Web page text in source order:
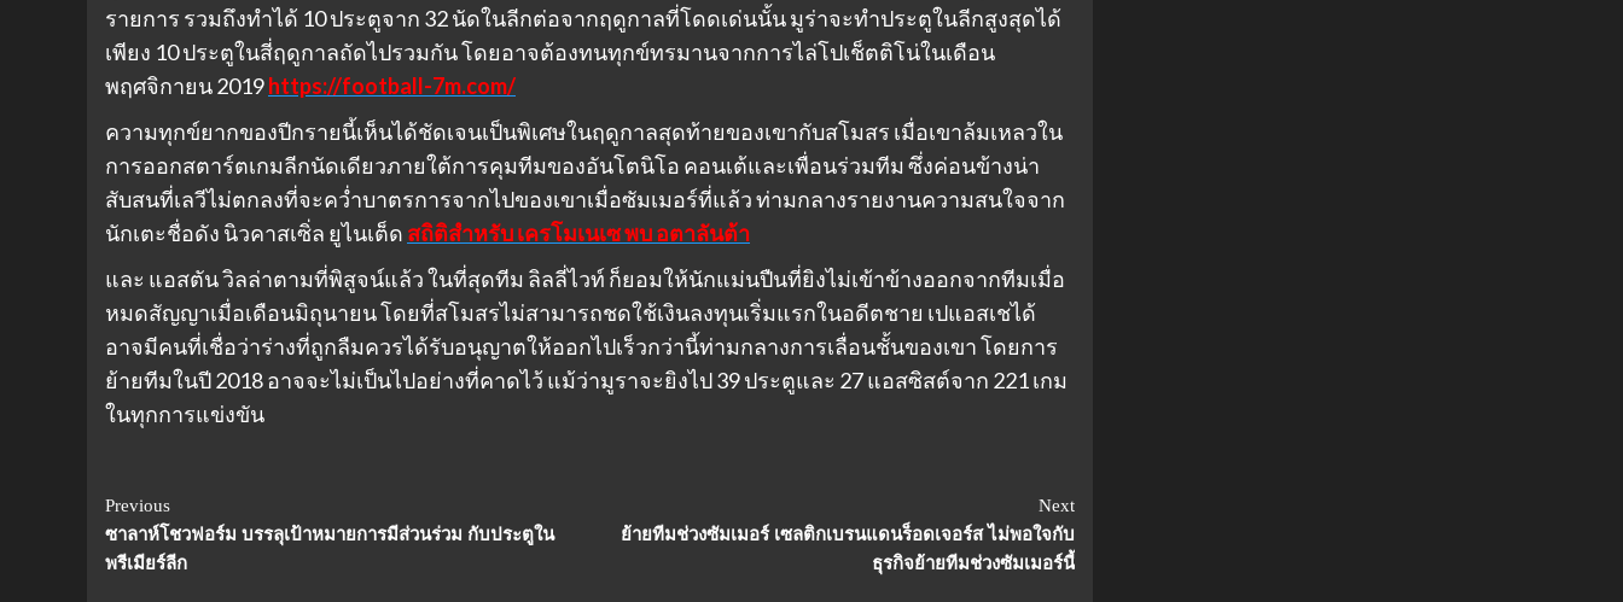
รายการ รวมถึงทำได้ 10 ประตูจาก 32 นัดในลีกต่อจากฤดูกาลที่โดดเด่นนั้น มูร่าจะทำประตูในลีกสูงสุดได้
เพียง 10 ประตูในสี่ฤดูกาลถัดไปรวมกัน โดยอาจต้องทนทุกข์ทรมานจากการไล่โปเช็ตติโน่ในเดือน
พฤศจิกายน 2019https://football-7m.com/
ความทุกข์ยากของปีกรายนี้เห็นได้ชัดเจนเป็นพิเศษในฤดูกาลสุดท้ายของเขากับสโมสร เมื่อเขาล้มเหลวใน
การออกสตาร์ตเกมลีกนัดเดียวภายใต้การคุมทีมของอันโตนิโอ คอนเต้และเพื่อนร่วมทีม ซึ่งค่อนข้างน่า
สับสนที่เลวีไม่ตกลงที่จะคว่ำบาตรการจากไปของเขาเมื่อซัมเมอร์ที่แล้ว ท่ามกลางรายงานความสนใจจาก
นักเตะชื่อดัง นิวคาสเซิ่ล ยูไนเต็ด สถิติสำหรับ เครโมเนเซ พบ อตาลันต้า
และ แอสตัน วิลล่าตามที่พิสูจน์แล้ว ในที่สุดทีม ลิลลี่ไวท์ ก็ยอมให้นักแม่นปืนที่ยิงไม่เข้าข้างออกจากทีมเมื่อ
หมดสัญญาเมื่อเดือนมิถุนายน โดยที่สโมสรไม่สามารถชดใช้เงินลงทุนเริ่มแรกในอดีตชาย เปแอสเชได้
อาจมีคนที่เชื่อว่าร่างที่ถูกลืมควรได้รับอนุญาตให้ออกไปเร็วกว่านี้ท่ามกลางการเลื่อนชั้นของเขา โดยการ
ย้ายทีมในปี 2018 อาจจะไม่เป็นไปอย่างที่คาดไว้ แม้ว่ามูราจะยิงไป 39 ประตูและ 27 แอสซิสต์จาก 221 เกม
ในทุกการแข่งขัน
Continue
Reading
Previous
ซาลาห์โชวฟอร์ม บรรลุเป้าหมายการมีส่วนร่วม กับประตูใน
พรีเมียร์ลีก
Next
ย้ายทีมช่วงซัมเมอร์ เซลติกเบรนแดนร็อดเจอร์ส ไม่พอใจกับ
ธุรกิจย้ายทีมช่วงซัมเมอร์นี้